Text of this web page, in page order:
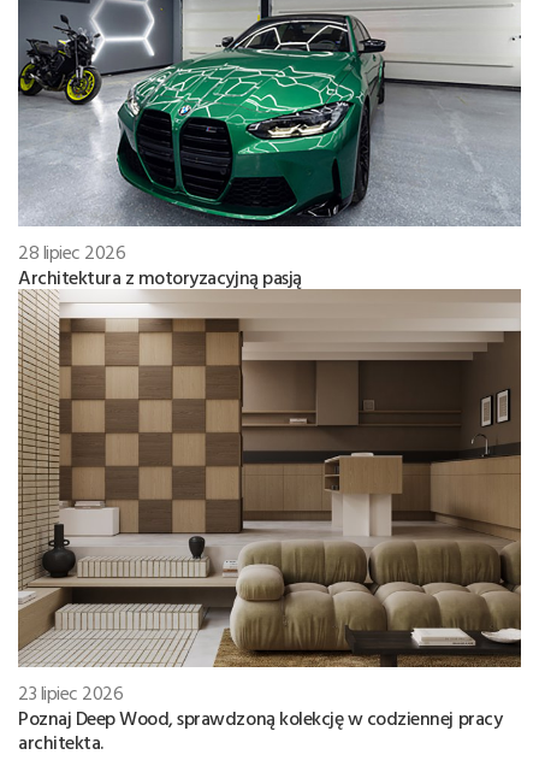
28 lipiec 2026
Architektura z motoryzacyjną pasją
23 lipiec 2026
Poznaj Deep Wood, sprawdzoną kolekcję w codziennej pracy
architekta.